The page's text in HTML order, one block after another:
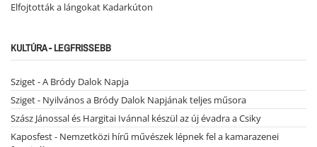
Elfojtották a lángokat Kadarkúton
KULTÚRA - LEGFRISSEBB
Sziget - A Bródy Dalok Napja
Sziget - Nyilvános a Bródy Dalok Napjának teljes műsora
Szász Jánossal és Hargitai Ivánnal készül az új évadra a Csiky
Kaposfest - Nemzetközi hírű művészek lépnek fel a kamarazenei